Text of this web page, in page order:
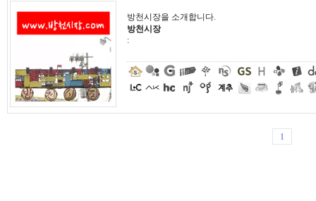
방천시장을 소개합니다.
방천시장
:
1